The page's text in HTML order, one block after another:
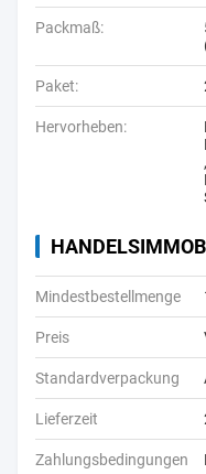
Packmaß:
Paket:
Hervorheben:
,
Mindestbestellmenge
Preis
Standardverpackung
Lieferzeit
Zahlungsbedingungen